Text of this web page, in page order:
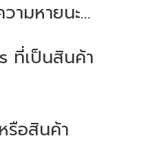
ามหายนะ…
ที่เป็นสินค้า
รือสินค้า